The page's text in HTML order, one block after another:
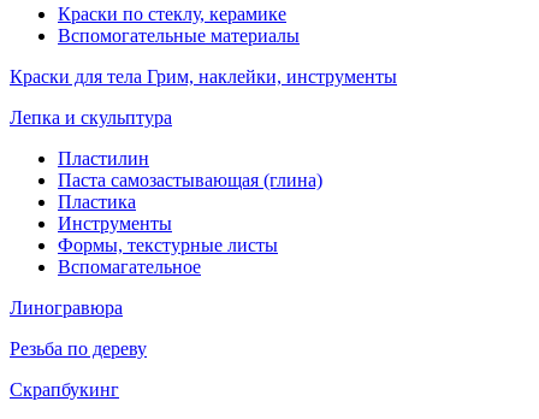
Краски по стеклу, керамике
Вспомогательные материалы
Краски для тела Грим, наклейки, инструменты
Лепка и скульптура
Пластилин
Паста самозастывающая (глина)
Пластика
Инструменты
Формы, текстурные листы
Вспомагательное
Линогравюра
Резьба по дереву
Скрапбукинг